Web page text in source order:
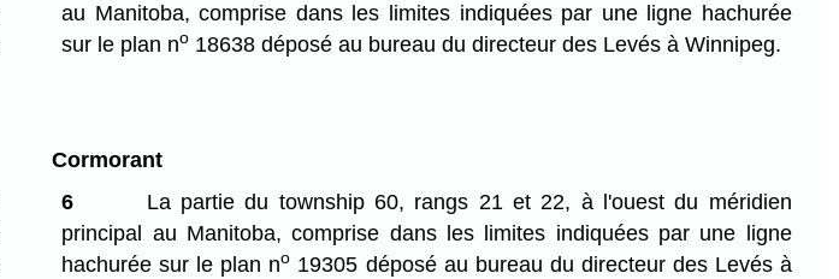
au Manitoba, comprise dans les limites indiquées par une ligne hachurée
sur le plan no 18638 déposé au bureau du directeur des Levés à Winnipeg.
Cormorant
6
La partie du township 60, rangs 21 et 22, à l'ouest du méridien
principal au Manitoba, comprise dans les limites indiquées par une ligne
hachurée sur le plan no 19305 déposé au bureau du directeur des Levés à